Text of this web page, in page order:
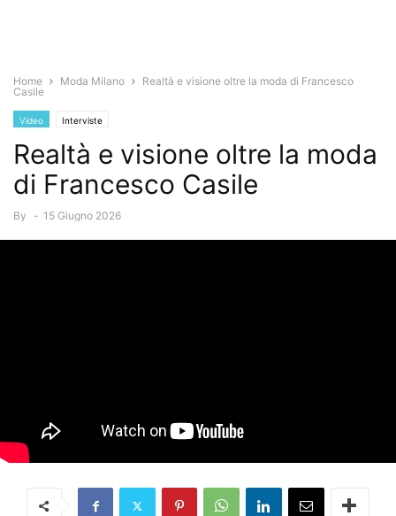
Home Moda Milano
Realtà e visione oltre la moda di Francesco
Casile
Video Interviste
Realtà e visione oltre la moda
di Francesco Casile
By - 15 Giugno 2026